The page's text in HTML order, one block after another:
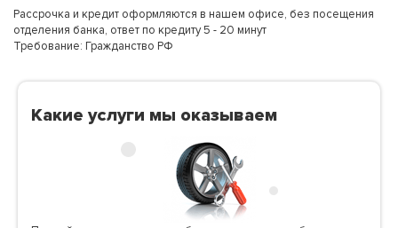
Рассрочка и кредит оформляются в нашем офисе, без посещения
отделения банка, ответ по кредиту 5 - 20 минут
Требование: Гражданство РФ
Какие услуги мы оказываем